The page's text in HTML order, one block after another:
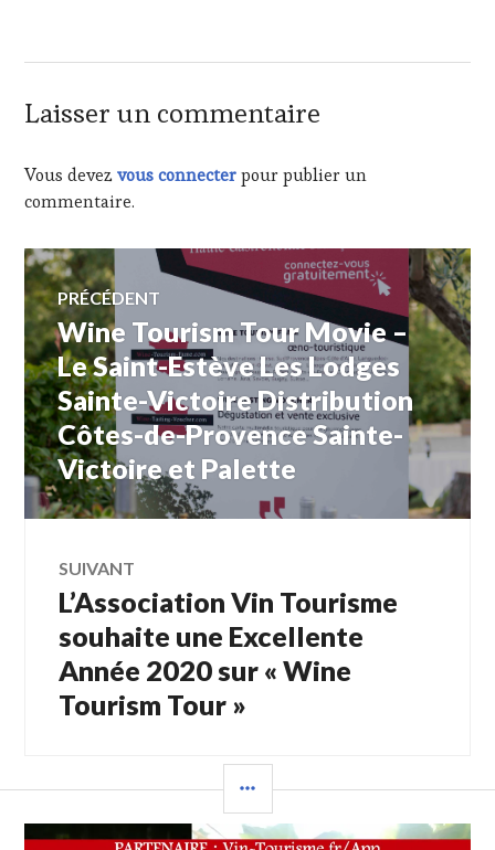
Laisser un commentaire
Vous devezvous connecterpour publier un
commentaire.
Navigation
de
l’article
PRÉCÉDENT
Article
précédent :
Wine Tourism Tour Movie –
Le Saint-Estève Les Lodges
Sainte-Victoire Distribution
Côtes-de-Provence Sainte-
Victoire et Palette
SUIVANT
Article
Suivant:
L’Association Vin Tourisme
souhaite une Excellente
Année 2020 sur « Wine
Tourism Tour »
LATÉRALE